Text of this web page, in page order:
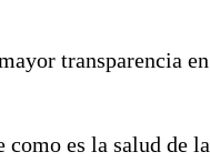
transparencia en
como es la salud de la